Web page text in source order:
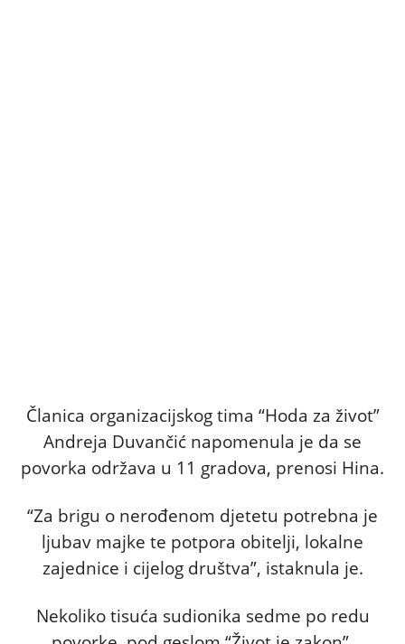
Članica organizacijskog tima “Hoda za život”
Andreja Duvančić napomenula je da se
povorka održava u 11 gradova, prenosi Hina.
“Za brigu o nerođenom djetetu potrebna je
ljubav majke te potpora obitelji, lokalne
zajednice i cijelog društva”, istaknula je.
Nekoliko tisuća sudionika sedme po redu